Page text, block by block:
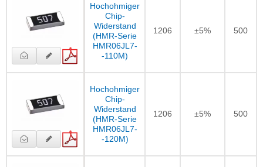
Hochohmiger
Chip-
Widerstand
(HMR-Serie
HMR06JL7-
-110M)
1206 ±5% 500
Hochohmiger
Chip-
Widerstand
(HMR-Serie
HMR06JL7-
-120M)
1206 ±5% 500